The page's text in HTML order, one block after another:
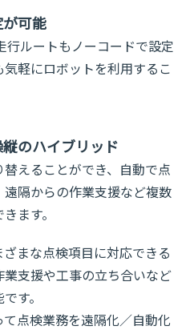
が可能
行ルートもノーコードで設定
軽にロボットを利用するこ
縦のハイブリッド
えることができ、自動で点
隔からの作業支援など複数
ます。
まな点検項目に対応できる
支援や工事の立ち合いなど
す。
点検業務を遠隔化／自動化